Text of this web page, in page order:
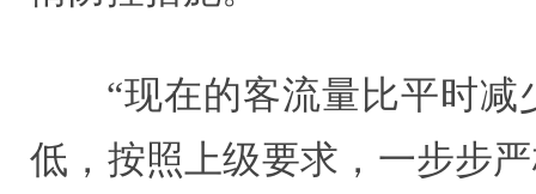
“现在的客流量比平时
低，按照上级要求，一步步